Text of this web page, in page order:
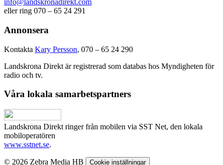
info@landskronadirekt.com
eller ring 070 – 65 24 291
Annonsera
Kontakta Kary Persson, 070 – 65 24 290
Landskrona Direkt är registrerad som databas hos Myndigheten för
radio och tv.
Våra lokala samarbetspartners
Landskrona Direkt ringer från mobilen via SST Net, den lokala
mobiloperatören
www.sstnet.se.
© 2026 Zebra Media HB Cookie inställningar